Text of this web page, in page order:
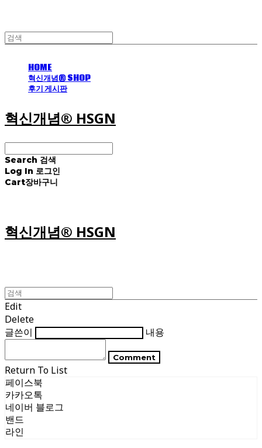
HOME
혁신개념® SHOP
후기 게시판
혁신개념® HSGN
Search 검색
Log In 로그인
Cart장바구니
혁신개념® HSGN
Edit
Delete
글쓴이
내용
Comment
Return To List
페이스북
카카오톡
네이버 블로그
밴드
라인